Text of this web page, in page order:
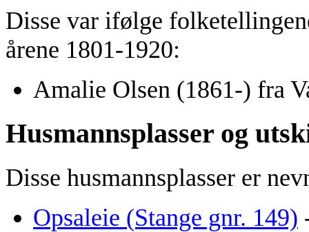
Disse var ifølge
årene 1801-1920:
Amalie Olsen (1861-) fra
Husmannsplasser og
Disse husmannsplasser er
Opsaleie (Stange gnr. 149)